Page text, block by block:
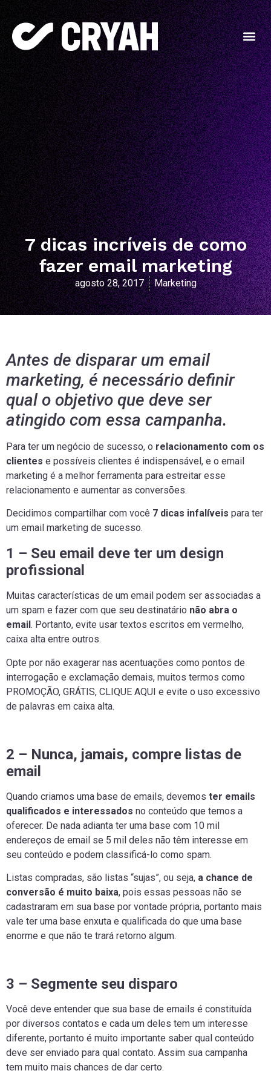
7 dicas incríveis de como
fazer email marketing
agosto 28, 2017 Marketing
Antes de disparar um email
marketing, é necessário definir
qual o objetivo que deve ser
atingido com essa campanha.
Para ter um negócio de sucesso, o relacionamento com os
clientes e possíveis clientes é indispensável, e o email
marketing é a melhor ferramenta para estreitar esse
relacionamento e aumentar as conversões.
Decidimos compartilhar com você 7 dicas infalíveis para ter
um email marketing de sucesso.
1 – Seu email deve ter um design
profissional
Muitas características de um email podem ser associadas a
um spam e fazer com que seu destinatário não abra o
email . Portanto, evite usar textos escritos em vermelho,
caixa alta entre outros.
Opte por não exagerar nas acentuações como pontos de
interrogação e exclamação demais, muitos termos como
PROMOÇÃO, GRÁTIS, CLIQUE AQUI e evite o uso excessivo
de palavras em caixa alta.
2 – Nunca, jamais, compre listas de
email
Quando criamos uma base de emails, devemos ter emails
qualificados e interessados no conteúdo que temos a
oferecer. De nada adianta ter uma base com 10 mil
endereços de email se 5 mil deles não têm interesse em
seu conteúdo e podem classificá-lo como spam.
Listas compradas, são listas “sujas”, ou seja, a chance de
conversão é muito baixa, pois essas pessoas não se
cadastraram em sua base por vontade própria, portanto mais
vale ter uma base enxuta e qualificada do que uma base
enorme e que não te trará retorno algum.
3 – Segmente seu disparo
Você deve entender que sua base de emails é constituída
por diversos contatos e cada um deles tem um interesse
diferente, portanto é muito importante saber qual conteúdo
deve ser enviado para qual contato. Assim sua campanha
tem muito mais chances de dar certo.